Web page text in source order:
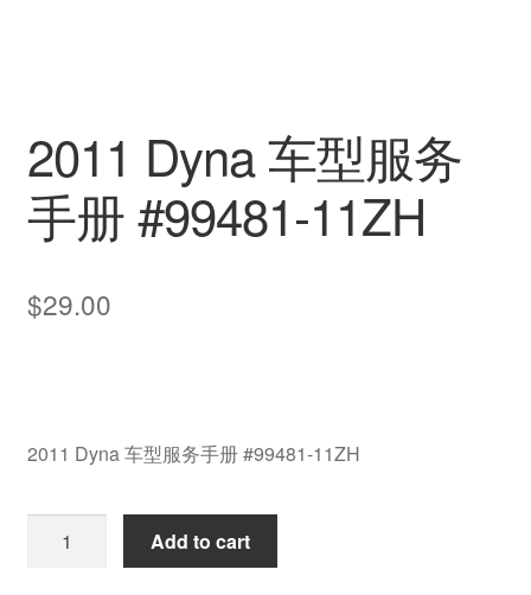
2011 Dyna 车型服务
手册 #99481-11ZH
$29.00
2011 Dyna 车型服务手册 #99481-11ZH
2011
Add to cart